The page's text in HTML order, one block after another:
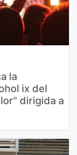
la
ix del
dirigida a